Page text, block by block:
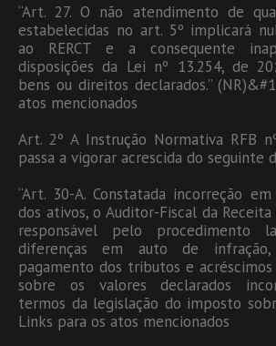
“Art. 27. O não atendimento de
estabelecidas no art. 5º implicará
ao RERCT e a consequente
disposições da Lei nº 13.254, de
bens ou direitos declarados.”
atos mencionados
Art. 2º A Instrução Normativa RFB
passa a vigorar acrescida do seguinte
“Art. 30-A. Constatada incorreção
dos ativos, o Auditor-Fiscal da
responsável pelo procedimento
diferenças em auto de
pagamento dos tributos e
sobre os valores declarados
termos da legislação do imposto
Links para os atos mencionados